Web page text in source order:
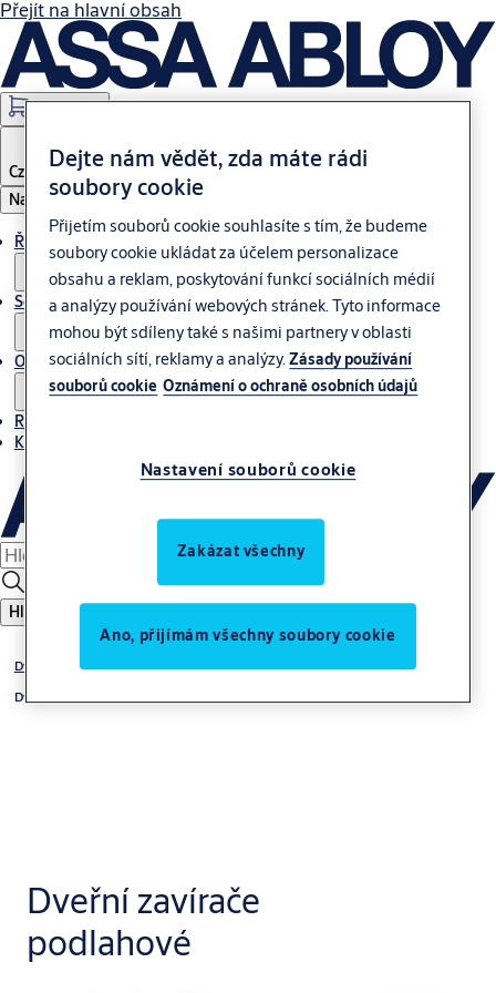
Přejít na hlavní obsah
Czech Republic
Nabídka
Řešení
Servis
O nás
Reference
Kontakt
Hledat
Dveřní vybavení
Dveřní zavírače
Dveřní zavírače
podlahové
Dejte nám vědět, zda máte rádi
soubory cookie
Přijetím souborů cookie souhlasíte s tím, že budeme
soubory cookie ukládat za účelem personalizace
obsahu a reklam, poskytování funkcí sociálních médií
a analýzy používání webových stránek. Tyto informace
mohou být sdíleny také s našimi partnery v oblasti
sociálních sítí, reklamy a analýzy.Zásady používání
souborů cookie Oznámení o ochraně osobních údajů
Nastavení souborů cookie
Zakázat všechny
Ano, přijímám všechny soubory cookie